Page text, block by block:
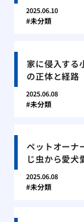
2025.06.10
未分類
家に侵入する
の正体と経路
2025.06.08
未分類
ペットオーナ
じ虫から愛犬
2025.06.08
未分類